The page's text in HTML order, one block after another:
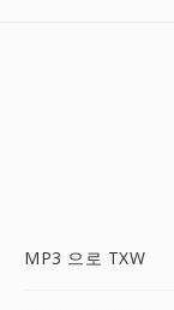
MP3 으로 TXW